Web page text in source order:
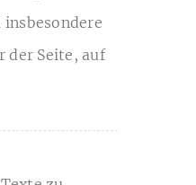
der Seite, auf